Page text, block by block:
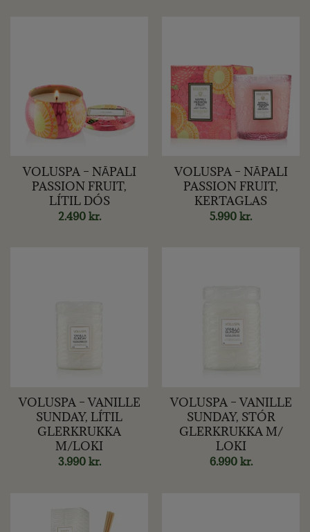
VOLUSPA – NĀPALI
PASSION FRUIT,
LÍTIL DÓS
2.490 kr.
VOLUSPA – NĀPALI
PASSION FRUIT,
KERTAGLAS
5.990 kr.
VOLUSPA – VANILLE
SUNDAY, LÍTIL
GLERKRUKKA
M/LOKI
3.990 kr.
VOLUSPA – VANILLE
SUNDAY, STÓR
GLERKRUKKA M/
LOKI
6.990 kr.